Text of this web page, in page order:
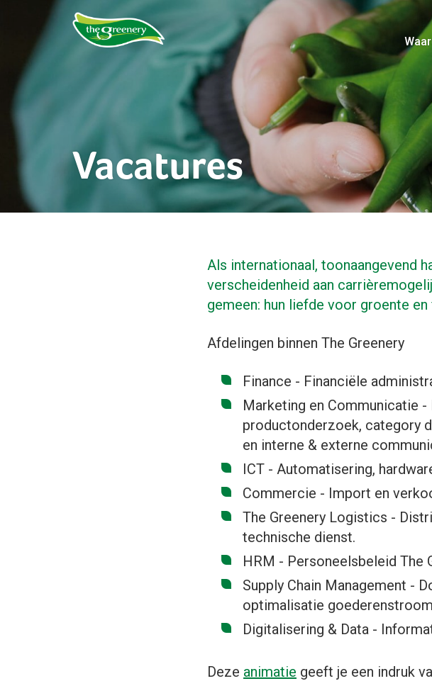
Telers
Retail
Vacatures
Als internationaal, toonaangevend
verscheidenheid aan
gemeen: hun liefde voor groente en
Afdelingen binnen The Greenery
Finance - Financiële
Marketing en Communicatie
productonderzoek, category
en interne & externe
ICT - Automatisering,
Commercie - Import en
The Greenery Logistics -
technische dienst.
HRM - Personeelsbeleid The
Supply Chain Management -
optimalisatie
Digitalisering & Data -
Deze animatie geeft je een indruk